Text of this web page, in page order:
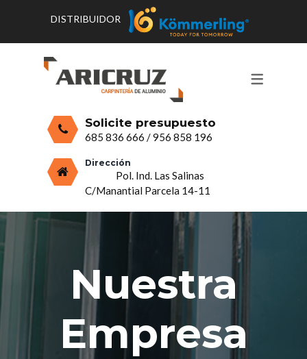
PRODUCTOS
PUERTAS, VENTANAS Y
CERRAMIENTOS, PORCHES Y TECHOS
ALUMINIO
CONTACTO Y HORARIOS
PRESUPUESTO
DISTRIBUIDOR
Solicite presupuesto
685 836 666 /956 858 196
Dirección
Pol. Ind. Las Salinas
C/Manantial Parcela 14-11
Nuestra
Empresa